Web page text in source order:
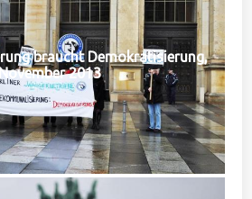
braucht Demokratisierung,
2013